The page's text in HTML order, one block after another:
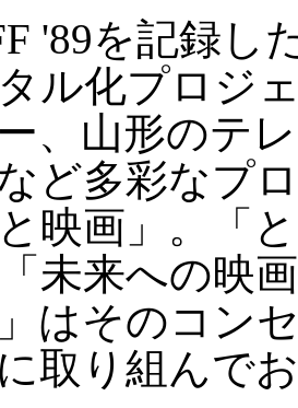
'89を記録し
ル化プロジ
、山形のテ
ど多彩なプ
映画」。「
未来への映
はそのコン
取り組んで